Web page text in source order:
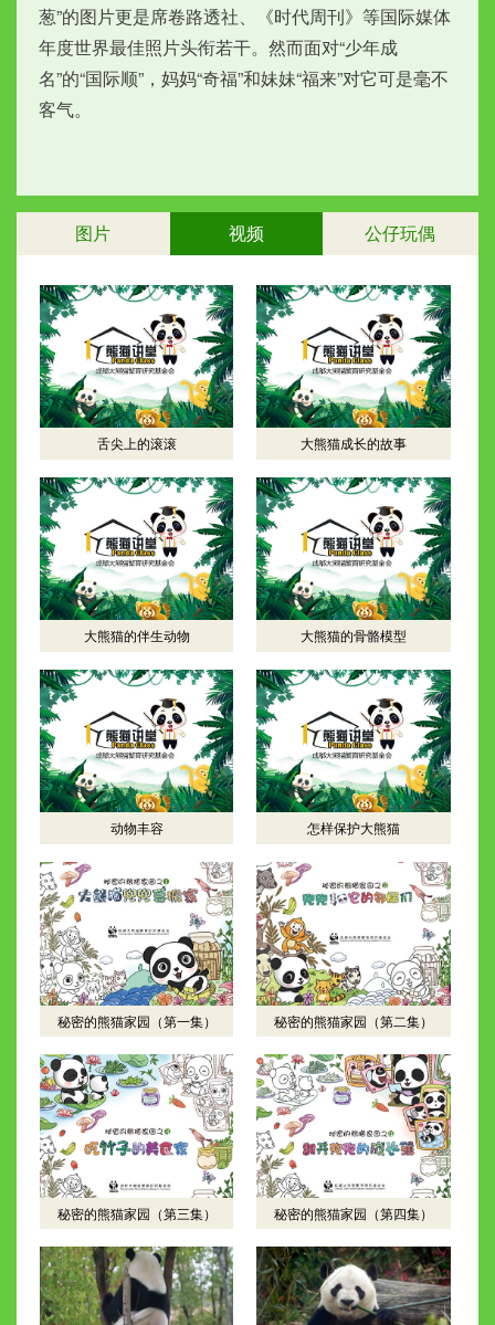
葱”的图片更是席卷路透社、《时代周刊》等国际媒体
年度世界最佳照片头衔若干。然而面对“少年成
名”的“国际顺”，妈妈“奇福”和妹妹“福来”对它可是毫不
客气。
图片 视频 公仔玩偶
舌尖上的滚滚 大熊猫成长的故事
大熊猫的伴生动物 大熊猫的骨骼模型
动物丰容 怎样保护大熊猫
秘密的熊猫家园（第一集） 秘密的熊猫家园（第二集）
秘密的熊猫家园（第三集） 秘密的熊猫家园（第四集）